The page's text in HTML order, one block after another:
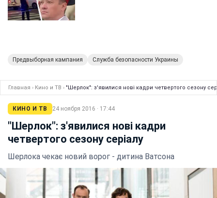
Предвыборная кампания Служба безопасности Украины
Главная › Кино и ТВ › "Шерлок": з'явилися нові кадри четвертого сезону
КИНО И ТВ 24 ноября 2016 · 17:44
"Шерлок": з'явилися нові кадри
четвертого сезону серіалу
Шерлока чекає новий ворог - дитина Ватсона